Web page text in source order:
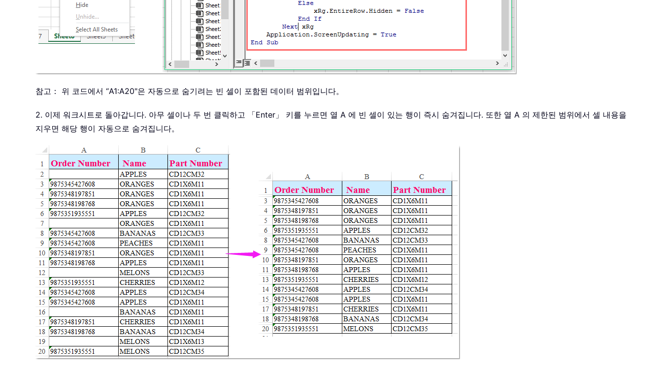
참고： 위 코드에서 “A1:A20"은 자동으로 숨기려는 빈 셀이 포함된 데이터 범위입니다。
2. 이제 워크시트로 돌아갑니다. 아무 셀이나 두 번 클릭하고 「Enter」 키를 누르면 열 A 에 빈 셀이 있는 행이 즉시 숨겨집니다. 또한 열 A 의 제한된 범위에서 셀 내용을
지우면 해당 행이 자동으로 숨겨집니다。